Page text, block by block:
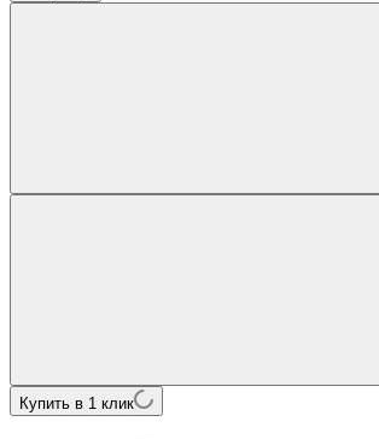
Купить в 1 клик